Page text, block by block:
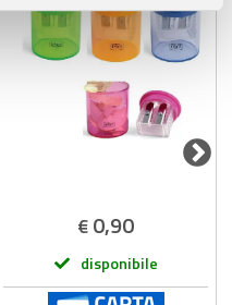
potrebbero combinarle
loro o che hanno
servizi.
€0,90
disponibile